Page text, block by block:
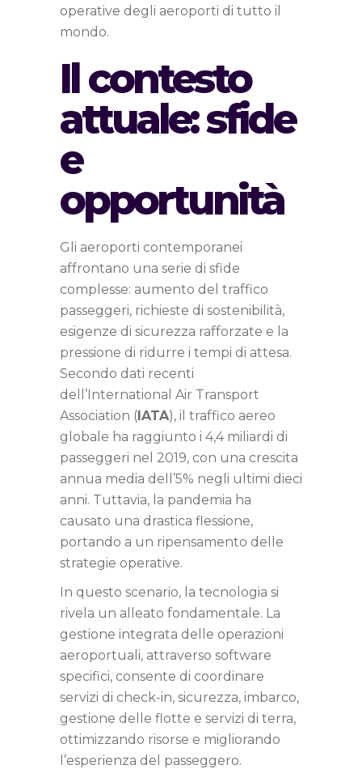
operative degli aeroporti di tutto il
mondo.
Il contesto
attuale: sfide
e
opportunità
Gli aeroporti contemporanei
affrontano una serie di sfide
complesse: aumento del traffico
passeggeri, richieste di sostenibilità,
esigenze di sicurezza rafforzate e la
pressione di ridurre i tempi di attesa.
Secondo dati recenti
dell’International Air Transport
Association (IATA), il traffico aereo
globale ha raggiunto i 4,4 miliardi di
passeggeri nel 2019, con una crescita
annua media dell’5% negli ultimi dieci
anni. Tuttavia, la pandemia ha
causato una drastica flessione,
portando a un ripensamento delle
strategie operative.
In questo scenario, la tecnologia si
rivela un alleato fondamentale. La
gestione integrata delle operazioni
aeroportuali, attraverso software
specifici, consente di coordinare
servizi di check-in, sicurezza, imbarco,
gestione delle flotte e servizi di terra,
ottimizzando risorse e migliorando
l’esperienza del passeggero.